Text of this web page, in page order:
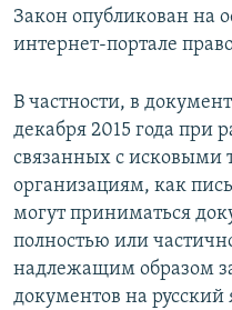
Закон опубликован на
интернет-портале
В частности, в
декабря 2015 года при
связанных с исковыми
организациям, как
могут приниматься
полностью или
надлежащим образом
документов на русский